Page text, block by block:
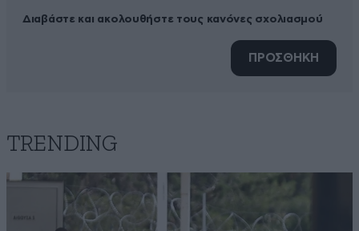
Διαβάστε και ακολουθήστε τους κανόνες σχολιασμού
ΠΡΟΣΘΗΚΗ
TRENDING